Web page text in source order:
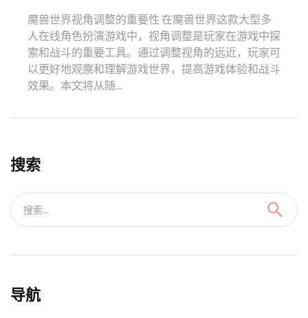
魔兽世界视角调整的重要性 在魔兽世界这款大型多
人在线角色扮演游戏中，视角调整是玩家在游戏中探
索和战斗的重要工具。通过调整视角的远近，玩家可
以更好地观察和理解游戏世界，提高游戏体验和战斗
效果。本文将从随...
搜索
搜索...
导航